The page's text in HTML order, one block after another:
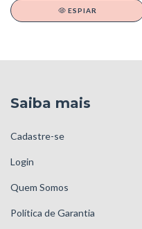
ESPIAR
Saiba mais
Cadastre-se
Login
Quem Somos
Política de Garantia